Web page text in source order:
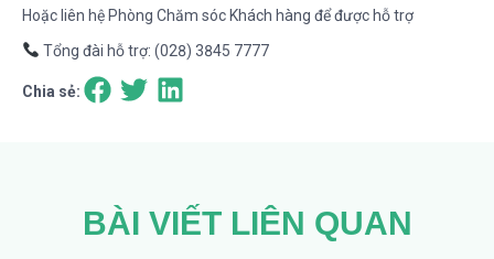
Hoặc liên hệ Phòng Chăm sóc Khách hàng để được hỗ trợ
Tổng đài hỗ trợ: (028) 3845 7777
Chia sẻ:
BÀI VIẾT LIÊN QUAN